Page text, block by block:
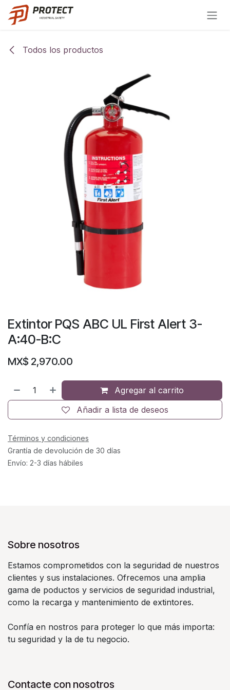
Ir al contenido
Todos los productos
Extintor PQS ABC UL First Alert 3-
A:40-B:C
MX$ 2,970.00
Agregar al carrito
Añadir a lista de deseos
Términos y condiciones
Grantía de devolución de 30 días
Envío: 2-3 días hábiles
Sobre nosotros
Estamos comprometidos con la seguridad de nuestros
clientes y sus instalaciones. Ofrecemos una amplia
gama de poductos y servicios de seguridad industrial,
como la recarga y mantenimiento de extintores.
Confía en nostros para proteger lo que más importa:
tu seguridad y la de tu negocio.
Contacte con nosotros